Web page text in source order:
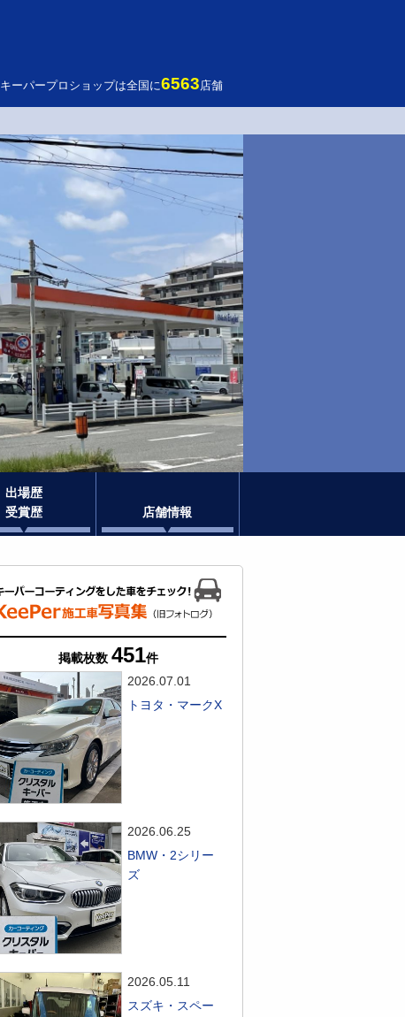
キーパープロショップは全国に6563店舗
出場歴
受賞歴
店舗情報
掲載枚数 451件
2026.07.01
トヨタ・マークX
2026.06.25
BMW・2シリー
ズ
2026.05.11
スズキ・スペー